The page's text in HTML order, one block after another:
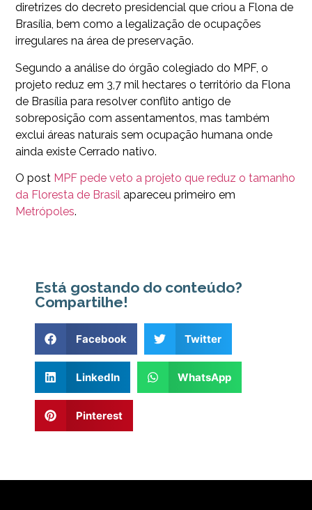
diretrizes do decreto presidencial que criou a Flona de
Brasília, bem como a legalização de ocupações
irregulares na área de preservação.
Segundo a análise do órgão colegiado do MPF, o
projeto reduz em 3,7 mil hectares o território da Flona
de Brasília para resolver conflito antigo de
sobreposição com assentamentos, mas também
exclui áreas naturais sem ocupação humana onde
ainda existe Cerrado nativo.
O post MPF pede veto a projeto que reduz o tamanho
da Floresta de Brasil apareceu primeiro em
Metrópoles.
Está gostando do conteúdo?
Compartilhe!
Facebook Twitter
LinkedIn WhatsApp
Pinterest